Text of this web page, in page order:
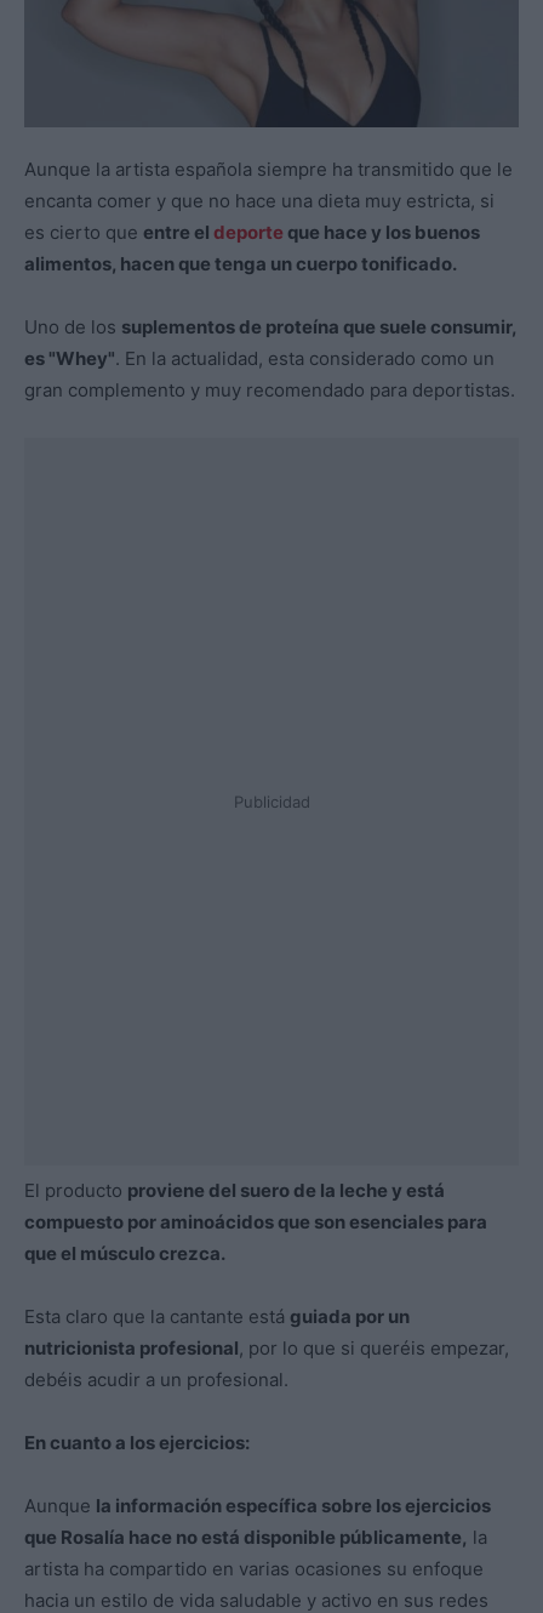
Aunque la artista española siempre ha transmitido que le
encanta comer y que no hace una dieta muy estricta, si
es cierto que entre el deporte que hace y los buenos
alimentos, hacen que tenga un cuerpo tonificado.
Uno de los suplementos de proteína que suele consumir,
es "Whey". En la actualidad, esta considerado como un
gran complemento y muy recomendado para deportistas.
Publicidad
El producto proviene del suero de la leche y está
compuesto por aminoácidos que son esenciales para
que el músculo crezca.
Esta claro que la cantante está guiada por un
nutricionista profesional, por lo que si queréis empezar,
debéis acudir a un profesional.
En cuanto a los ejercicios:
Aunque la información específica sobre los ejercicios
que Rosalía hace no está disponible públicamente, la
artista ha compartido en varias ocasiones su enfoque
hacia un estilo de vida saludable y activo en sus redes